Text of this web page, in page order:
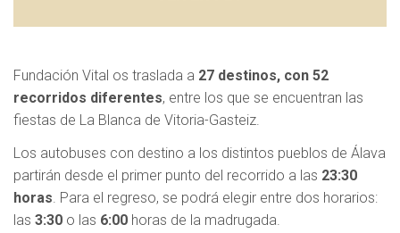
Fundación Vital os traslada a 27 destinos, con 52
recorridos diferentes, entre los que se encuentran las
fiestas de La Blanca de Vitoria-Gasteiz.
Los autobuses con destino a los distintos pueblos de Álava
partirán desde el primer punto del recorrido a las 23:30
horas. Para el regreso, se podrá elegir entre dos horarios:
las 3:30 o las 6:00 horas de la madrugada.